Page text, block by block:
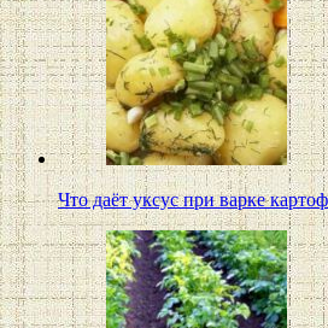
Что даёт уксус при варке